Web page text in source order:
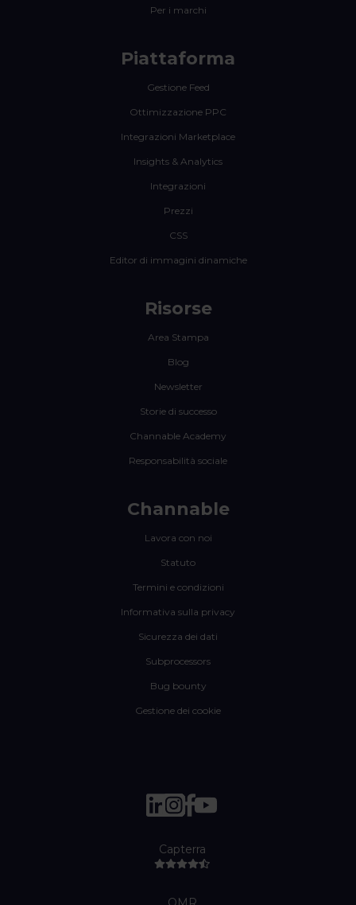
Per i marchi
Piattaforma
Gestione Feed
Ottimizzazione PPC
Integrazioni Marketplace
Insights & Analytics
Integrazioni
Prezzi
CSS
Editor di immagini dinamiche
Risorse
Area Stampa
Blog
Newsletter
Storie di successo
Channable Academy
Responsabilità sociale
Channable
Lavora con noi
Statuto
Termini e condizioni
Informativa sulla privacy
Sicurezza dei dati
Subprocessors
Bug bounty
Gestione dei cookie
Capterra